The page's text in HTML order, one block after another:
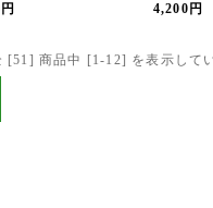
4,200円
[51 ] 商品中 [1-12] を表示して